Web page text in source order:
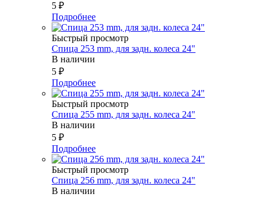
5 ₽
Подробнее
Быстрый просмотр
Спица 253 mm, для задн. колеса 24"
В наличии
5 ₽
Подробнее
Быстрый просмотр
Спица 255 mm, для задн. колеса 24"
В наличии
5 ₽
Подробнее
Быстрый просмотр
Спица 256 mm, для задн. колеса 24"
В наличии